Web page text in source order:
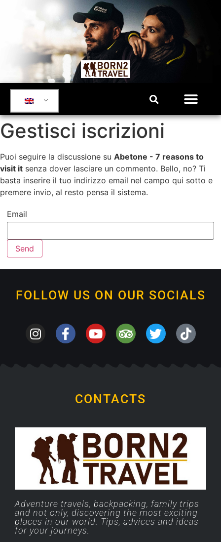
Gestisci iscrizioni
Puoi seguire la discussione su Abetone - 7 reasons to
visit it senza dover lasciare un commento. Bello, no? Ti
basta inserire il tuo indirizzo email nel campo qui sotto e
premere invio, al resto pensa il sistema.
Email
FOLLOW US ON OUR SOCIALS
CONTACTS
Adventure travels, backpacking, family trips
and not only, discovering the most exciting
places in our world. Tips, advices and ideas
for your journeys.